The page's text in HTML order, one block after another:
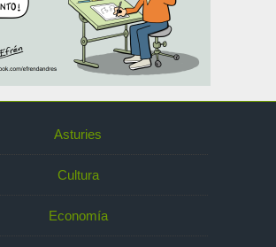
Asturies
Cultura
Economía